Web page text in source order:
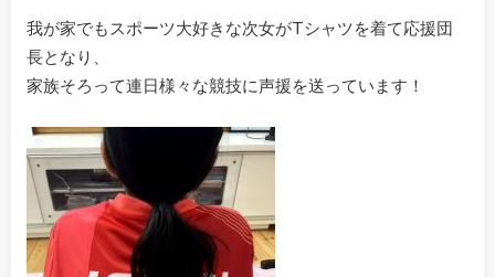
我が家でもスポーツ大好きな次女がTシャツを着て応援団
長となり、
家族そろって連日様々な競技に声援を送っています！